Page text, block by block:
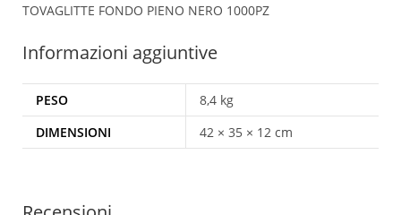
TOVAGLITTE FONDO PIENO NERO 1000PZ
Informazioni aggiuntive
PESO
8,4 kg
DIMENSIONI
42 × 35 × 12 cm